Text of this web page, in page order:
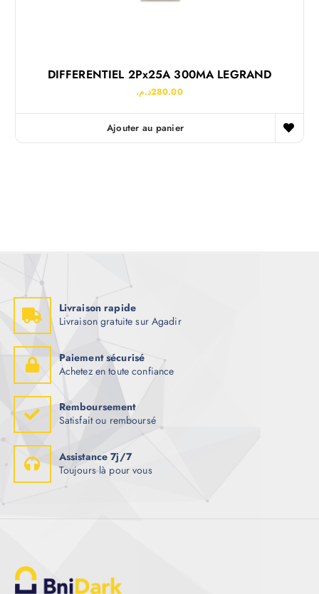
DIFFERENTIEL 2Px25A 300MA LEGRAND
280.00د.م.
Ajouter au panier
Livraison rapide
Livraison gratuite sur Agadir
Paiement sécurisé
Achetez en toute confiance
Remboursement
Satisfait ou remboursé
Assistance 7j/7
Toujours là pour vous